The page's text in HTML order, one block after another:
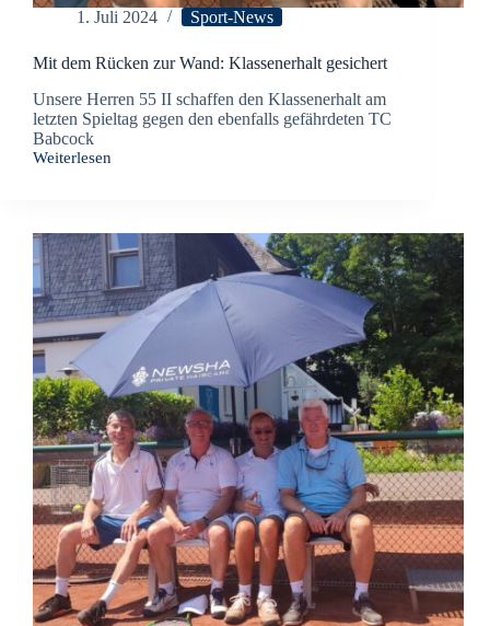
1. Juli 2024 Sport-News
Mit dem Rücken zur Wand: Klassenerhalt gesichert
Unsere Herren 55 II schaffen den Klassenerhalt am
letzten Spieltag gegen den ebenfalls gefährdeten TC
Babcock
Weiterlesen
Mit
Wand:
Klassenerhalt
gesichert